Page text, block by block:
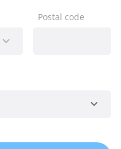
Postal code